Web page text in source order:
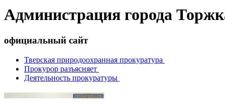
Администрация города
официальный сайт
Тверская природоохранная прокуратура
Прокурор разъясняет
Деятельность прокуратуры